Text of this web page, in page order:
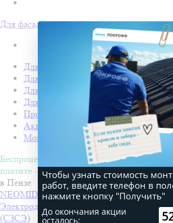
Для фасада
Для кровли
Для забора
Для фасада
Для дачи
Производство Покрофф
Акции
Монтаж
Беспроцентная рассрочка на 4 месяца.
платите - потом!
в Пензе
NEOMID 430 eco Антисептик-
Электроды РЦ ТМ MONOLITH
(СЗСЭ)
Чтобы узнать стоимость
работ, введите телефон в
нажмите кнопку "Получить"
До окончания акции
осталось: